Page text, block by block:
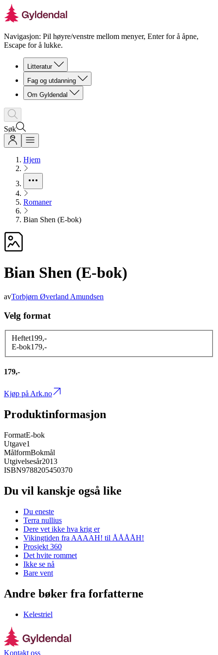
Navigasjon: Pil høyre/venstre mellom menyer, Enter for å åpne,
Escape for å lukke.
Litteratur
Fag og utdanning
Om Gyldendal
Søk
Hjem
Romaner
Bian Shen (E-bok)
Bian Shen (E-bok)
avTorbjørn Øverland Amundsen
Velg format
Heftet199,-
E-bok179,-
179,-
Kjøp på Ark.no
Produktinformasjon
FormatE-bok
Utgave1
MålformBokmål
Utgivelsesår2013
ISBN9788205450370
Du vil kanskje også like
Du eneste
Terra nullius
Dere vet ikke hva krig er
Vikingtiden fra AAAAH! til ÅÅÅÅH!
Prosjekt 360
Det hvite rommet
Ikke se nå
Bare vent
Andre bøker fra forfatterne
Kelestriel
Kontakt oss